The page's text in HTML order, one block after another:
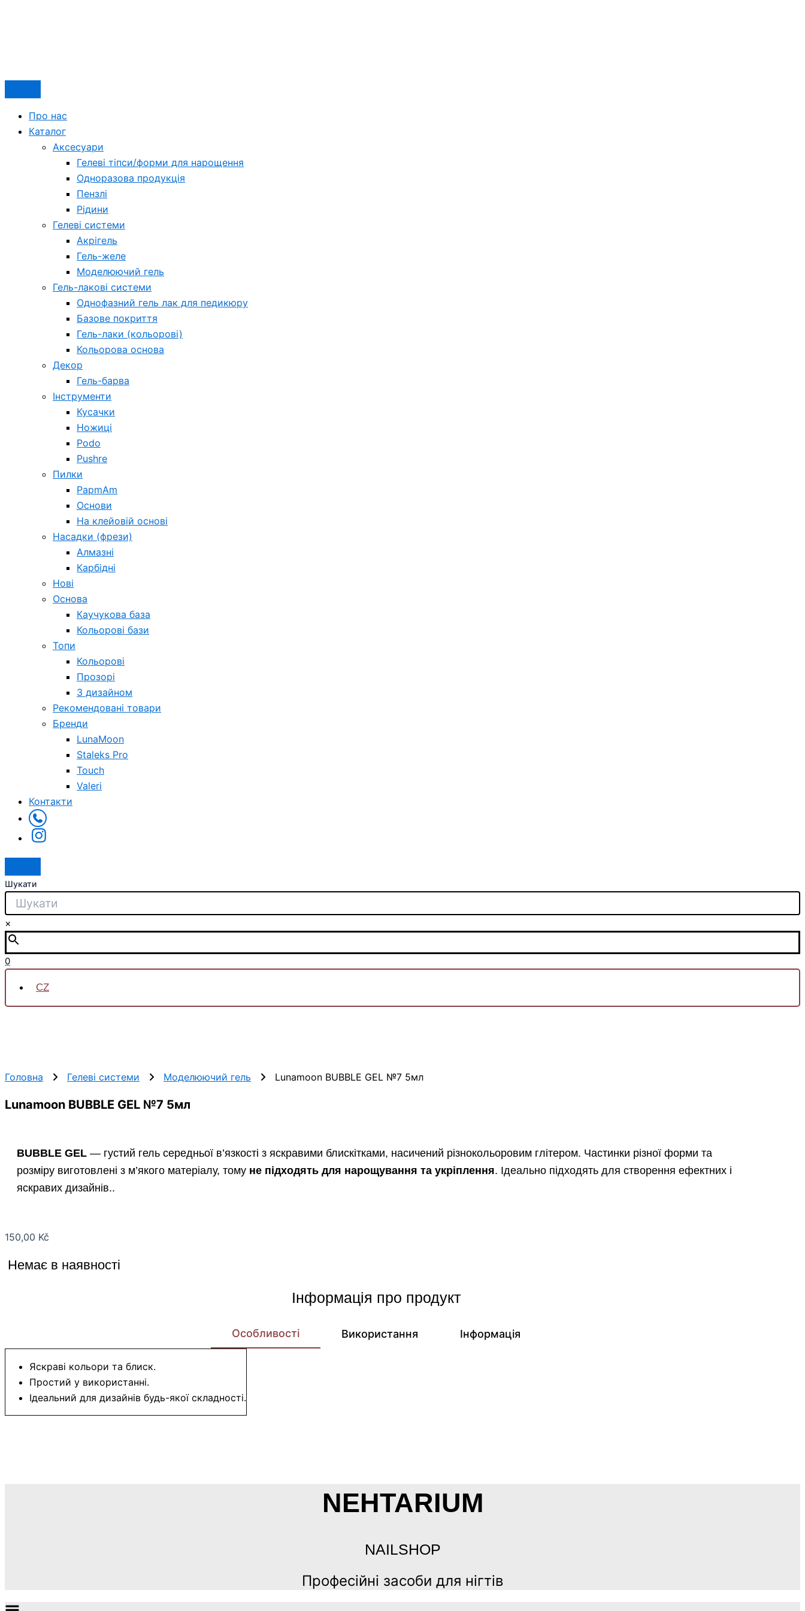
Про нас
Каталог
Аксесуари
Гелеві тіпси/форми для нарощення
Одноразова продукція
Пензлі
Рідини
Гелеві системи
Акрігель
Гель-желе
Моделюючий гель
Гель-лакові системи
Однофазний гель лак для педикюру
Базове покриття
Гель-лаки (кольорові)
Кольорова основа
Декор
Гель-барва
Інструменти
Кусачки
Ножиці
Podo
Pushre
Пилки
PapmAm
Основи
На клейовій основі
Насадки (фрези)
Алмазні
Карбідні
Нові
Основа
Каучукова база
Кольорові бази
Топи
Кольорові
Прозорі
З дизайном
Рекомендовані товари
Бренди
LunaMoon
Staleks Pro
Touch
Valeri
Контакти
Шукати
×
0
CZ
Головна Гелеві системи Моделюючий гель Lunamoon BUBBLE GEL №7 5мл
Lunamoon BUBBLE GEL №7 5мл
BUBBLE GEL — густий гель середньої в’язкості з яскравими блискітками, насичений різнокольоровим глітером. Частинки різної форми та
розміру виготовлені з м’якого матеріалу, тому не підходять для нарощування та укріплення. Ідеально підходять для створення ефектних і
яскравих дизайнів..
150,00 Kč
Немає в наявності
Інформація про продукт
Особливості Використання Інформація
Яскраві кольори та блиск.
Простий у використанні.
Ідеальний для дизайнів будь-якої складності.
NEHTARIUM
NAILSHOP
Професійні засоби для нігтів